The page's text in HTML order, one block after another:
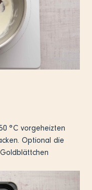
°C vorgeheizten
Optional die